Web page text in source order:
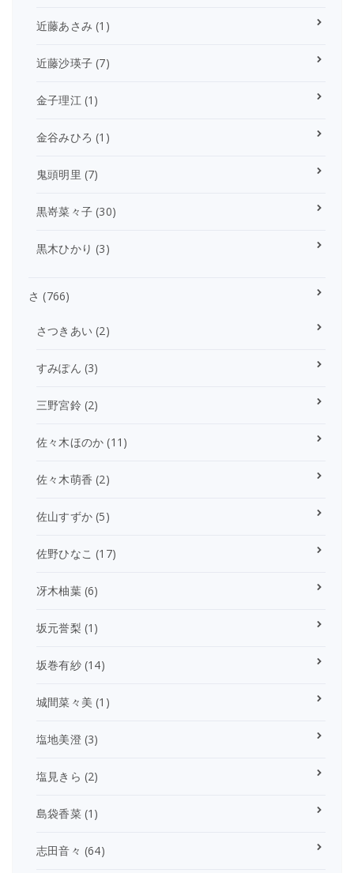
近藤あさみ (1)
近藤沙瑛子 (7)
金子理江(1)
金谷みひろ (1)
鬼頭明里 (7)
黒嵜菜々子 (30)
黒木ひかり (3)
さ (766)
さつきあい (2)
すみぽん (3)
三野宮鈴(2)
佐々木ほのか (11)
佐々木萌香 (2)
佐山すずか (5)
佐野ひなこ (17)
冴木柚葉(6)
坂元誉梨 (1)
坂巻有紗(14)
城間菜々美 (1)
塩地美澄(3)
塩見きら (2)
島袋香菜(1)
志田音々 (64)